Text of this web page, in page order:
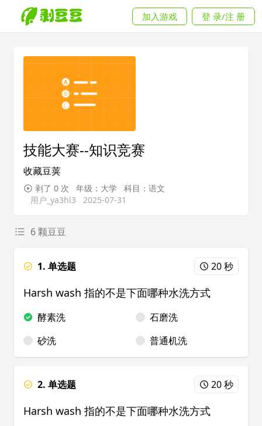
加入游戏 登 录/注 册
技能大赛--知识竞赛
收藏豆荚
剥了 0 次 年级：大学
科目：语文
用户_ya3hl3
2025-07-31
6 颗豆豆
1. 单选题 20 秒
Harsh wash 指的不是下面哪种水洗方式
酵素洗
石磨洗
砂洗
普通机洗
2. 单选题 20 秒
Harsh wash 指的不是下面哪种水洗方式